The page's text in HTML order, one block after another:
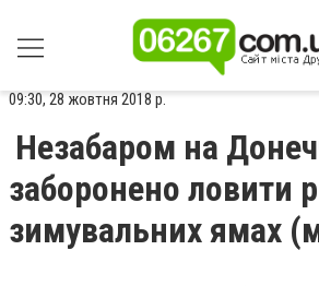
09:30, 28 жовтня 2018 р.
Незабаром на
заборонено ловити
зимувальних ямах